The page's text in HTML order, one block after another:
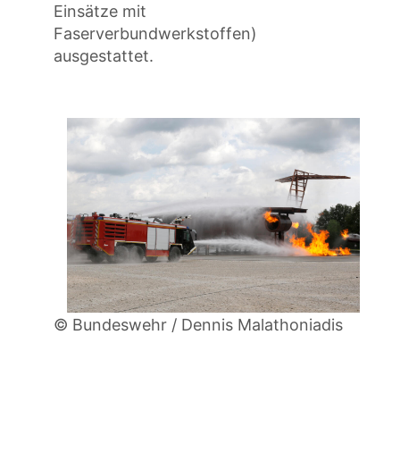
Einsätze mit
Faserverbundwerkstoffen)
ausgestattet.
© Bundeswehr / Dennis Malathoniadis